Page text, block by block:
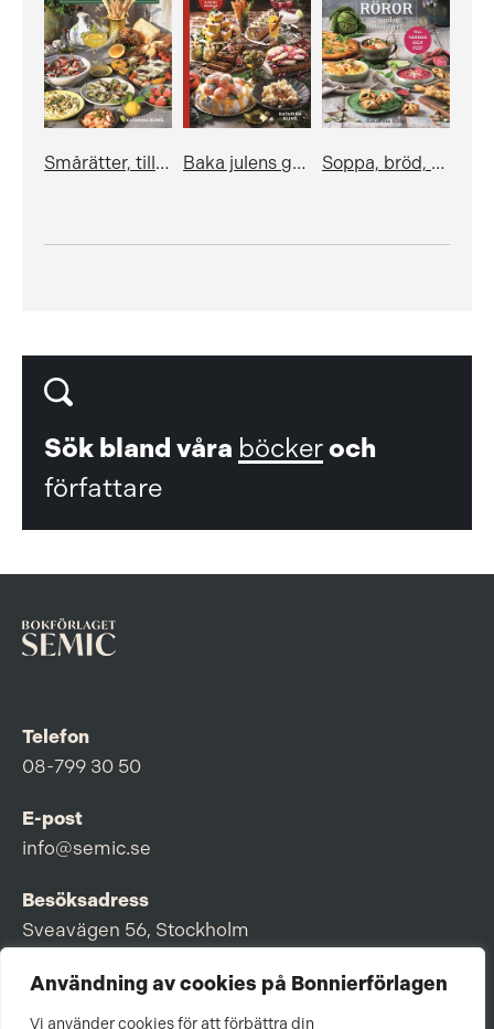
Användning av cookies på Bonnierförlagen
Vi använder cookies för att förbättra din
Smårätter, tilltugg och sött med smak från Medelhavet Baka julens goda Soppa, bröd, röror & andra smårätter
Sök bland våra böckeroch
författare
Telefon
08-799 30 50
E-post
info@semic.se
Besöksadress
Sveavägen 56, Stockholm
Postadress